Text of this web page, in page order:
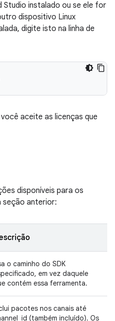
Studio instalado ou se ele for
dispositivo Linux
digite isto na linha de
aceite as licenças que
disponíveis para os
seção anterior:
o caminho do SDK
em vez daquele
contém essa ferramenta.
pacotes nos canais até
(também incluído). Os